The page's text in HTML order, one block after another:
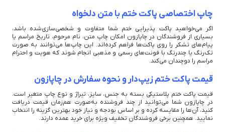
چاپ اختصاصی پاکت ختم با متن دلخواه
اگر می‌خواهید پاکت پذیرایی ختم شما متفاوت و شخصی‌سازی‌شده باشد،
بسیاری از فروشندگان در چاپازون امکان چاپ متن، نام مرحوم، تاریخ مراسم یا
پیام‌های تشکر را روی پاکت‌ها فراهم کرده‌اند. این چاپ‌ها می‌توانند به صورت
تک‌رنگ یا چندرنگ با فونت‌های رسمی و مذهبی انجام شوند که هویت و احترام
مراسم را دوچندان می‌کند.
قیمت پاکت ختم زیپ‌دار و نحوه سفارش در چاپازون
قیمت پاکت ختم پلاستیکی بسته به جنس، سایز، تیراژ و نوع چاپ متغیر است.
در چاپازون شما می‌توانید از چند فروشنده به‌صورت هم‌زمان قیمت دریافت
کنید، آن‌ها را مقایسه کرده و بر اساس بودجه و نیاز خود بهترین گزینه را انتخاب
نمایید. همچنین برخی فروشندگان تخفیف ویژه برای خرید عمده دارند.